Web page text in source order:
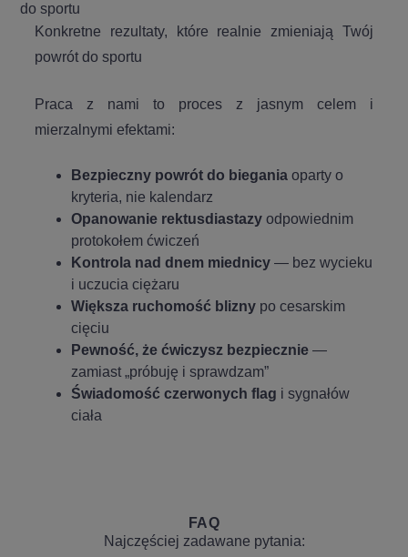
do sportu
Konkretne rezultaty, które realnie zmieniają Twój
powrót do sportu
Praca z nami to proces z jasnym celem i
mierzalnymi efektami:
Bezpieczny powrót do biegania oparty o
kryteria, nie kalendarz
Opanowanie rektusdiastazy odpowiednim
protokołem ćwiczeń
Kontrola nad dnem miednicy — bez wycieku
i uczucia ciężaru
Większa ruchomość blizny po cesarskim
cięciu
Pewność, że ćwiczysz bezpiecznie —
zamiast „próbuję i sprawdzam”
Świadomość czerwonych flag i sygnałów
ciała
FAQ
Najczęściej zadawane pytania: